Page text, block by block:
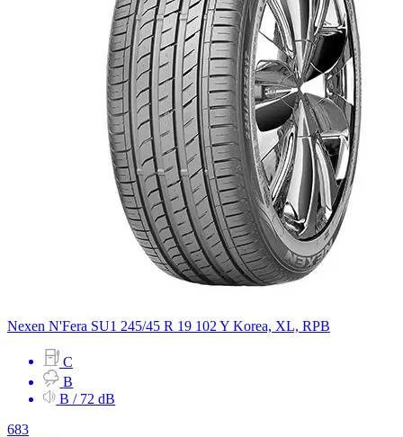
Nexen N'Fera SU1 245/45 R 19 102 Y Korea, XL, RPB
C
B
B / 72 dB
683